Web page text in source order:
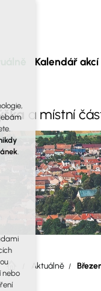
Kalendář akcí
a místní
Aktuálně
.
nebo